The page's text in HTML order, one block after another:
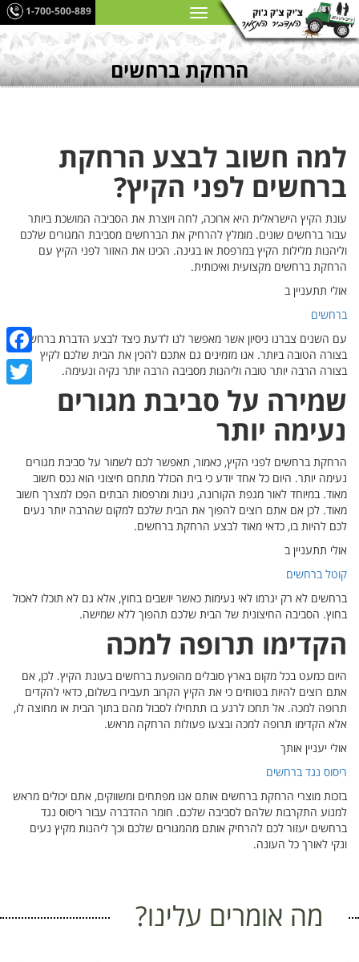
1-700-500-889
הרחקת ברחשים
למה חשוב לבצע הרחקת
ברחשים לפני הקיץ?
עונת הקיץ הישראלית היא ארוכה, לחה ויוצרת את הסביבה המושכת ביותר
עבור ברחשים שונים. מומלץ להרחיק את הברחשים מסביבת המגורים שלכם
וליהנות מלילות הקיץ במרפסת או בגינה. הכינו את האזור לפני הקיץ עם
הרחקת ברחשים מקצועית ואיכותית.
אולי תתעניין ב
ברחשים
עם השנים צברנו ניסיון אשר מאפשר לנו לדעת כיצד לבצע הדברת ברחשים
בצורה הטובה ביותר. אנו מזמינים גם אתכם להכין את הבית שלכם לקיץ
בצורה הרבה יותר טובה וליהנות מסביבה הרבה יותר נקיה ונעימה.
שמירה על סביבת מגורים
נעימה יותר
הרחקת ברחשים לפני הקיץ, כאמור, תאפשר לכם לשמור על סביבת מגורים
נעימה יותר. היום כל אחד יודע כי בית הכולל מתחם חיצוני הוא נכס חשוב
מאוד. במיוחד לאור מגפת הקורונה, גינות ומרפסות הבתים הפכו למצרך חשוב
מאוד. לכן אם אתם רוצים להפוך את הבית שלכם למקום שהרבה יותר נעים
לכם להיות בו, כדאי מאוד לבצע הרחקת ברחשים.
אולי תתעניין ב
קוטל ברחשים
ברחשים לא רק יגרמו לאי נעימות כאשר יושבים בחוץ, אלא גם לא תוכלו לאכול
בחוץ. הסביבה החיצונית של הבית שלכם תהפוך ללא שמישה.
הקדימו תרופה למכה
היום כמעט בכל מקום בארץ סובלים מהופעת ברחשים בעונת הקיץ. לכן, אם
אתם רוצים להיות בטוחים כי את הקיץ הקרוב תעבירו בשלום, כדאי להקדים
תרופה למכה. אל תחכו לרגע בו תתחילו לסבול מהם בתוך הבית או מחוצה לו,
אלא הקדימו תרופה למכה ובצעו פעולות הרחקה מראש.
אולי יעניין אותך
ריסוס נגד ברחשים
בזכות מוצרי הרחקת ברחשים אותם אנו מפתחים ומשווקים, אתם יכולים מראש
למנוע התקרבות שלהם לסביבה שלכם. חומר ההדברה עבור ריסוס נגד
ברחשים יעזור לכם להרחיק אותם מהמגורים שלכם וכך ליהנות מקיץ נעים
ונקי לאורך כל העונה.
מה אומרים עלינו?